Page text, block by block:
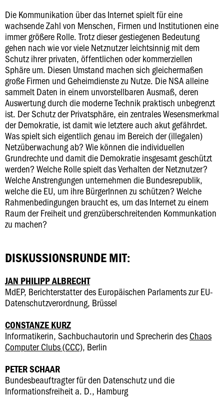
Die Kommunikation über das Internet spielt für eine
wachsende Zahl von Menschen, Firmen und Institutionen eine
immer größere Rolle. Trotz dieser gestiegenen Bedeutung
gehen nach wie vor viele Netznutzer leichtsinnig mit dem
Schutz ihrer privaten, öffentlichen oder kommerziellen
Sphäre um. Diesen Umstand machen sich gleichermaßen
große Firmen und Geheimdienste zu Nutze. Die NSA alleine
sammelt Daten in einem unvorstellbaren Ausmaß, deren
Auswertung durch die moderne Technik praktisch unbegrenzt
ist. Der Schutz der Privatsphäre, ein zentrales Wesensmerkmal
der Demokratie, ist damit wie letztere auch akut gefährdet.
Was spielt sich eigentlich genau im Bereich der (illegalen)
Netzüberwachung ab? Wie können die individuellen
Grundrechte und damit die Demokratie insgesamt geschützt
werden? Welche Rolle spielt das Verhalten der Netznutzer?
Welche Anstrengungen unternehmen die Bundesrepublik,
welche die EU, um ihre BürgerInnen zu schützen? Welche
Rahmenbedingungen braucht es, um das Internet zu einem
Raum der Freiheit und grenzüberschreitenden Kommunkation
zu machen?
DISKUSSIONSRUNDE MIT:
JAN PHILIPP ALBRECHT
MdEP, Berichterstatter des Europäischen Parlaments zur EU-
Datenschutzverordnung, Brüssel
CONSTANZE KURZ
Informatikerin, Sachbuchautorin und Sprecherin desChaos
Computer Clubs (CCC), Berlin
PETER SCHAAR
Bundesbeauftragter für den Datenschutz und die
Informationsfreiheit a. D., Hamburg